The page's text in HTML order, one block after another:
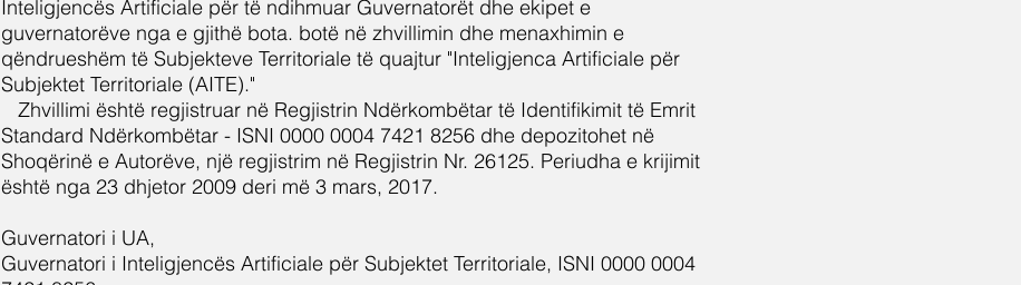
Inteligjencës Artificiale për të ndihmuar Guvernatorët dhe ekipet e
guvernatorëve nga e gjithë bota. botë në zhvillimin dhe menaxhimin e
qëndrueshëm të Subjekteve Territoriale të quajtur "Inteligjenca Artificiale për
Subjektet Territoriale (AITE)."
Zhvillimi është regjistruar në Regjistrin Ndërkombëtar të Identifikimit të Emrit
Standard Ndërkombëtar - ISNI 0000 0004 7421 8256 dhe depozitohet në
Shoqërinë e Autorëve, një regjistrim në Regjistrin Nr. 26125. Periudha e krijimit
është nga 23 dhjetor 2009 deri më 3 mars, 2017.
Guvernatori i UA,
Guvernatori i Inteligjencës Artificiale për Subjektet Territoriale, ISNI 0000 0004